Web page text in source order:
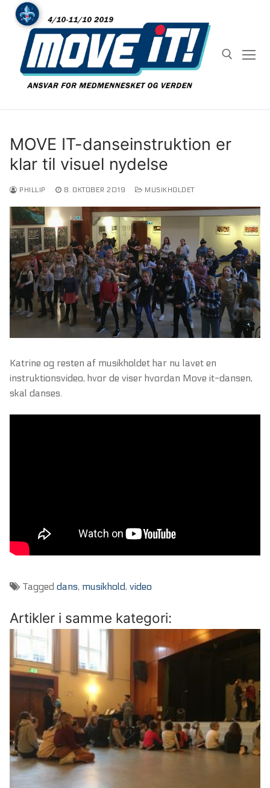
Spring
indhold
MOVE IT-danseinstruktion er
klar til visuel nydelse
PHILLIP 8. OKTOBER 2019 MUSIKHOLDET
Katrine og resten af musikholdet har nu lavet en
instruktionsvideo, hvor de viser hvordan Move it-dansen,
skal danses.
Tagged dans, musikhold, video
Artikler i samme kategori: